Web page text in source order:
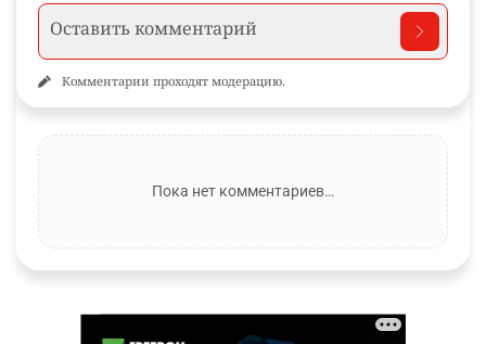
Комментарии проходят модерацию.
Пока нет комментариев…